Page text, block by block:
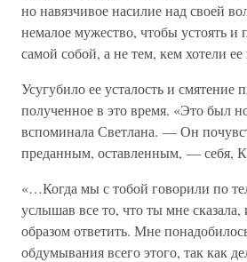
но навязчивое насилие над своей
немалое мужество, чтобы устоять и
самой собой, а не тем, кем хотели ее
Усугубило ее усталость и смятение
полученное в это время. «Это был
вспоминала Светлана. — Он
преданным, оставленным, — себя,
«…Когда мы с тобой говорили по
услышав все то, что ты мне
образом ответить. Мне
обдумывания всего этого, так как